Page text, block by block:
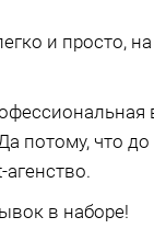
и просто,
потому, что
в наборе!